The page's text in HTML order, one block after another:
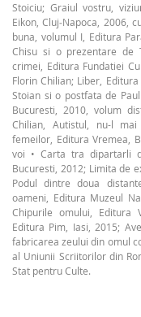
Stoiciu; Graiul vostru,
Eikon, Cluj‑Napoca, 2006,
buna, volumul I, Editura
Chisu si o prezentare de
crimei, Editura Fundatiei
Florin Chilian; Liber,
Stoian si o postfata de
Bucuresti, 2010, volum
Chilian, Autistul, nu-l
femeilor, Editura Vremea,
voi • Carta tra dipartarli
Bucuresti, 2012; Limita de
Podul dintre doua
oameni, Editura Muzeul
Chipurile omului, Editura
Editura Pim, Iasi, 2015;
fabricarea zeului din omul
al Uniunii Scriitorilor din
Stat pentru Culte.